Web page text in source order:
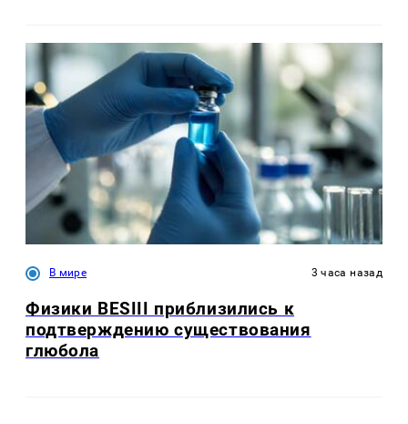
В мире 3 часа назад
Физики BESIII приблизились к
подтверждению существования
глюбола